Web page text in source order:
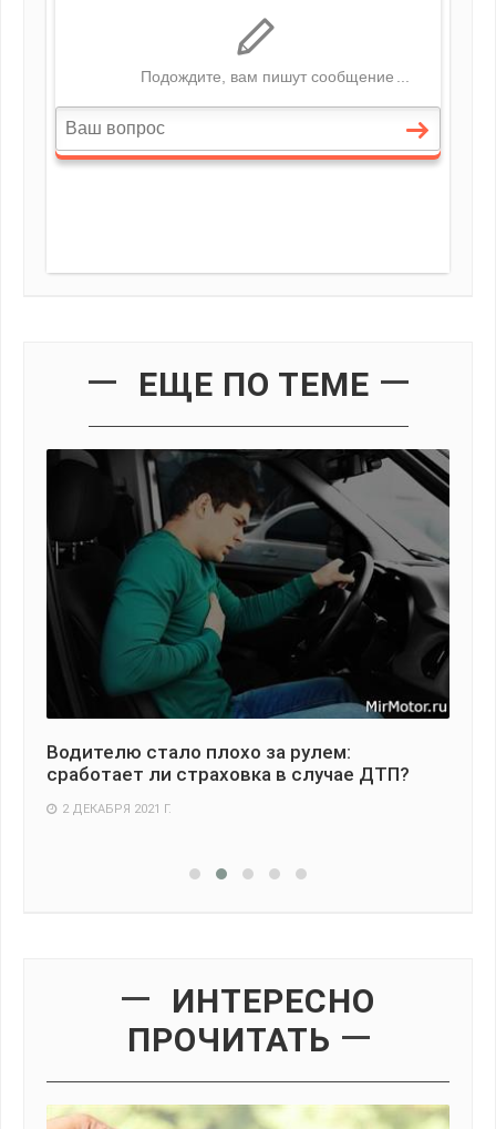
ЕЩЕ ПО ТЕМЕ
Водителю стало плохо за рулем:
сработает ли страховка в случае ДТП?
2 ДЕКАБРЯ 2021 Г.
ИНТЕРЕСНО
ПРОЧИТАТЬ